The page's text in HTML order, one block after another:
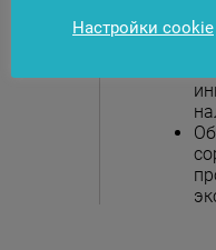
Настройки cookie